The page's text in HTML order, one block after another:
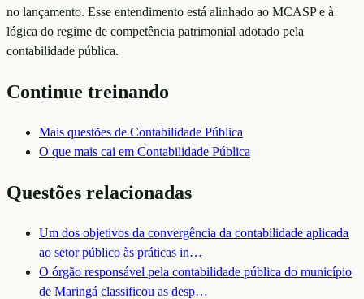
no lançamento. Esse entendimento está alinhado ao MCASP e à
lógica do regime de competência patrimonial adotado pela
contabilidade pública.
Continue treinando
Mais questões de Contabilidade Pública
O que mais cai em Contabilidade Pública
Questões relacionadas
Um dos objetivos da convergência da contabilidade aplicada
ao setor público às práticas in…
O órgão responsável pela contabilidade pública do município
de Maringá classificou as desp…